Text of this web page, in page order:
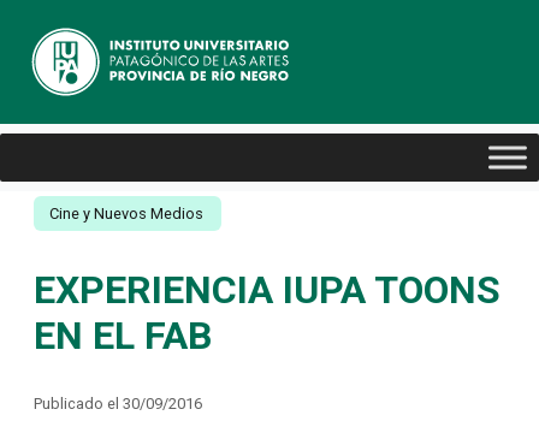
Cine y Nuevos Medios
EXPERIENCIA IUPA TOONS
EN EL FAB
Publicado el 30/09/2016